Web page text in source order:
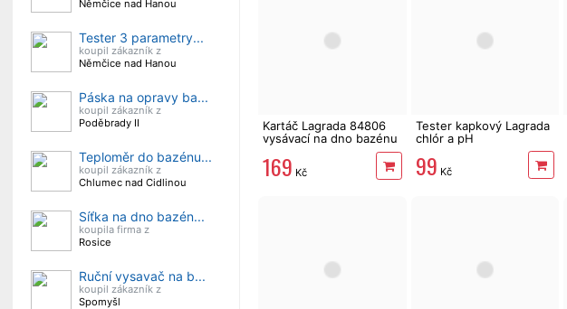
Němčice nad Hanou
Tester 3 parametry...
koupil zákazník z
Němčice nad Hanou
Páska na opravy ba...
koupil zákazník z
Poděbrady II
Teploměr do bazénu...
koupil zákazník z
Chlumec nad Cidlinou
Síťka na dno bazén...
koupila firma z
Rosice
Ruční vysavač na b...
koupil zákazník z
Spomyšl
Kartáč Lagrada 84806
vysávací na dno bazénu
169 Kč
Tester kapkový Lagrada
chlór a pH
99 Kč